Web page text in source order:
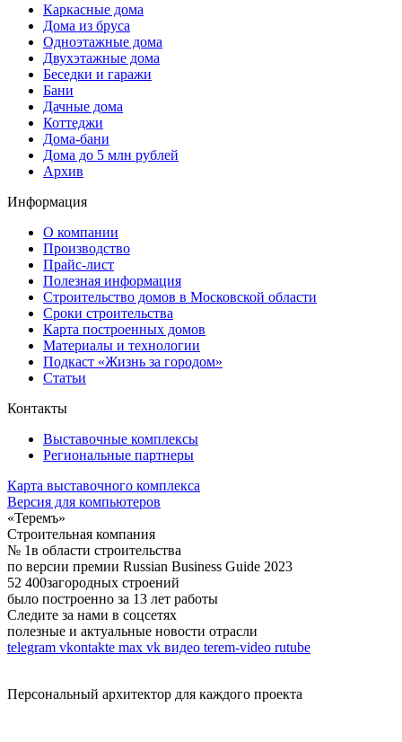
Каркасные дома
Дома из бруса
Одноэтажные дома
Двухэтажные дома
Беседки и гаражи
Бани
Дачные дома
Коттеджи
Дома-бани
Дома до 5 млн рублей
Архив
Информация
О компании
Производство
Прайс-лист
Полезная информация
Строительство домов в Московской области
Сроки строительства
Карта построенных домов
Материалы и технологии
Подкаст «Жизнь за городом»
Статьи
Контакты
Выставочные комплексы
Региональные партнеры
Карта выставочного комплекса
Версия для компьютеров
«Теремъ»
Строительная компания
№ 1в области строительства
по версии премии Russian Business Guide 2023
52 400загородных строений
было построенно за 13 лет работы
Следите за нами в соцсетях
полезные и актуальные новости отрасли
telegram vkontakte max vk видео terem-video rutube
Персональный архитектор для каждого проекта